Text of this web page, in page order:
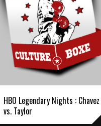
HBO Legendary Nights : Chavez
vs. Taylor